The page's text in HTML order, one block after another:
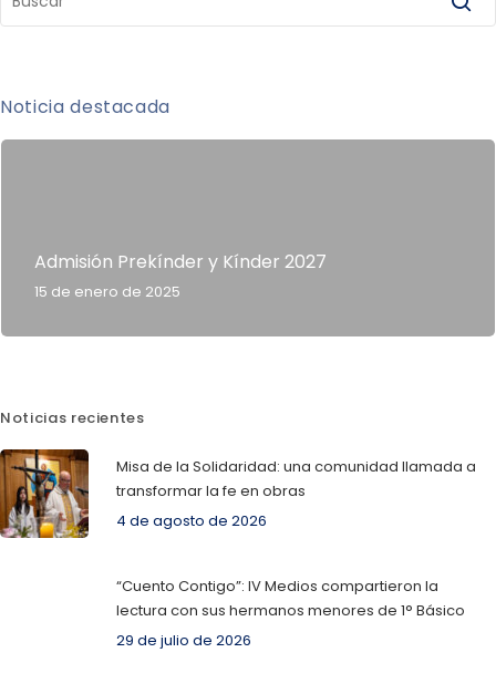
Noticia destacada
Admisión Prekínder y Kínder 2027
15 de enero de 2025
Noticias recientes
Misa de la Solidaridad: una comunidad llamada a
transformar la fe en obras
4 de agosto de 2026
“Cuento Contigo”: IV Medios compartieron la
lectura con sus hermanos menores de 1° Básico
29 de julio de 2026